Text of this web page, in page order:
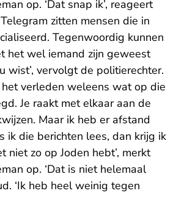
op. ‘Dat snap ik’, reageert
zitten mensen die in
Tegenwoordig kunnen
het wel iemand zijn geweest
wist’, vervolgt de politierechter.
het verleden weleens wat op die
Je raakt met elkaar aan de
Maar ik heb er afstand
ik die berichten lees, dan krijg ik
niet zo op Joden hebt’, merkt
op. ‘Dat is niet helemaal
‘Ik heb heel weinig tegen